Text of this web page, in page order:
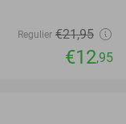
Regulier €21,95
€12,95